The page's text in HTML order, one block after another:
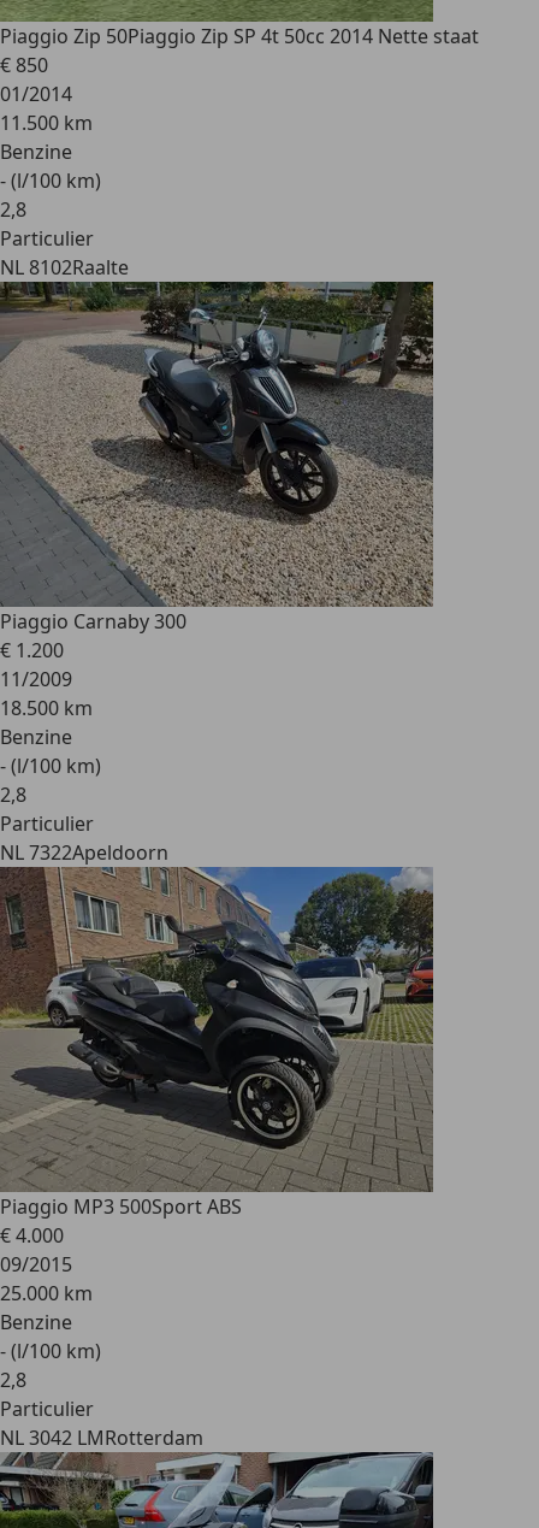
Piaggio Zip 50Piaggio Zip SP 4t 50cc 2014 Nette staat
€ 850
01/2014
11.500 km
Benzine
- (l/100 km)
2,8
Particulier
NL 8102Raalte
Piaggio Carnaby 300
€ 1.200
11/2009
18.500 km
Benzine
- (l/100 km)
2,8
Particulier
NL 7322Apeldoorn
Piaggio MP3 500Sport ABS
€ 4.000
09/2015
25.000 km
Benzine
- (l/100 km)
2,8
Particulier
NL 3042 LMRotterdam